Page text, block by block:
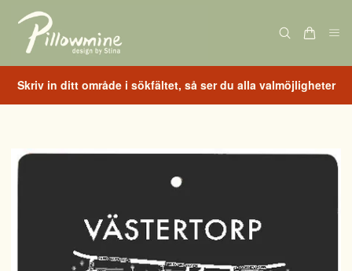
Skriv in ditt område i sökfältet, så ser du alla valmöjligheter